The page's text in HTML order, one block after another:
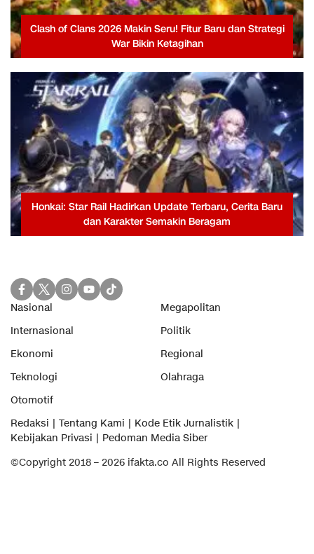
Clash of Clans 2026 Makin Seru! Fitur Baru dan Strategi
War Bikin Ketagihan
Honkai: Star Rail Hadirkan Update Terbaru, Cerita Baru
dan Karakter Semakin Beragam
Nasional
Megapolitan
Internasional
Politik
Ekonomi
Regional
Teknologi
Olahraga
Otomotif
Redaksi
Tentang Kami
Kode Etik Jurnalistik
Kebijakan Privasi
Pedoman Media Siber
©Copyright 2018 – 2026 ifakta.co All Rights Reserved